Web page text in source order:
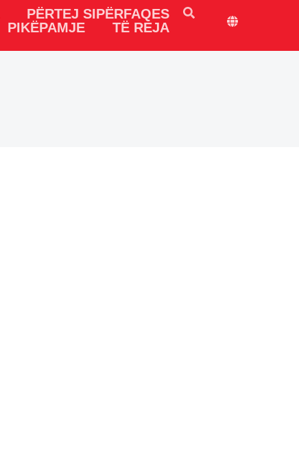
PËRTEJ SIPËRFAQES
PIKËPAMJE
TË REJA